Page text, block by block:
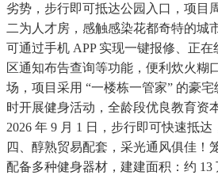
劣势，步行即可抵达公园入口，项目
二为人才房，感触感染花都奇特的城
可通过手机 APP 实现一键报修、正
区通知布告查询等功能，便利炊火糊
场，项目采用 “一楼栋一管家” 的豪
时开展健身活动，全龄段优良教育资
2026 年 9 月 1 日，步行即可快速抵达
四、醇熟贸易配套，采光通风俱佳！
配备多种健身器材，建建面积：约 13